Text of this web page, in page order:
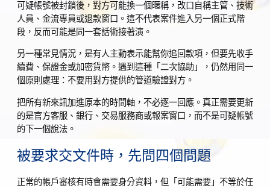
可疑帳號被封鎖後，對方可能換一個暱稱，改口自稱主管、技術
人員、金流專員或退款窗口。這不代表案件進入另一個正式階
段，反而可能是同一套話術接著演。
另一種常見情況，是有人主動表示能幫你追回款項，但要先收手
續費、保證金或加密貨幣。遇到這種「二次協助」，仍然用同一
個原則處理：不要用對方提供的管道驗證對方。
把所有新來訊加進原本的時間軸，不必逐一回應。真正需要更新
的是官方客服、銀行、交易服務商或報案窗口，而不是可疑帳號
的下一個說法。
被要求交文件時，先問四個問題
正常的帳戶審核有時會需要身分資料，但「可能需要」不等於任